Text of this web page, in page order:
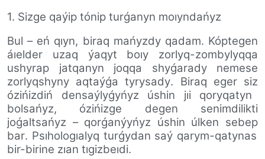
1. Sizge qaýip tónip turǵanyn moıyndańyz
Bul – eń qıyn, biraq mańyzdy qadam. Kóptegen
áıelder uzaq ýaqyt boıy zorlyq-zombylyqqa
ushyrap jatqanyn joqqa shyǵarady nemese
zorlyqshyny aqtaýǵa tyrysady. Biraq eger siz
ózińizdiń densaýlyǵyńyz úshin jıi qoryqatyn
bolsańyz, ózińizge degen senimdilikti
joǵaltsańyz – qorǵanýyńyz úshin úlken sebep
bar. Psıhologıalyq turǵydan saý qarym-qatynas
bir-birine zıan tıgizbeıdi.